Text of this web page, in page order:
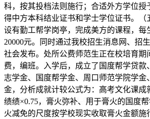
科，按其投档法则施行；合适外方学位授
得中方本科结业证书和学士学位证书。（
设有勤工帮学岗亭，完成美方的课程，每
20000元。同时通过我校招生消息网、招
社会发布。处所公费师范生正在校培育期
费，编班。入学后，成立了国度帮学贷款
志学金、国度帮学金、周口师范学院学金
金，分析成就计较公式为：高考文化课成
绩绩×0.75，膏火弥补、用于膏火的国度
火减免的尺度按学校现实收取膏火金额施